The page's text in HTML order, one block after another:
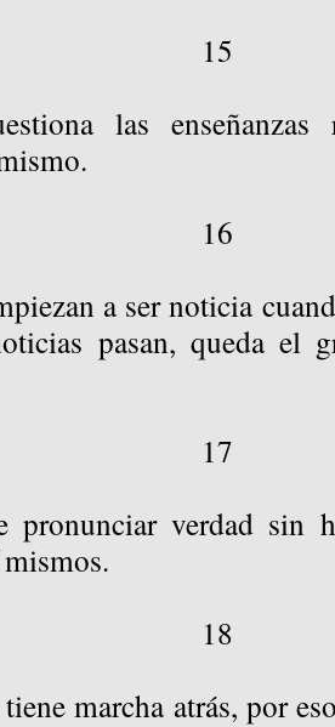
15
las enseñanzas
16
a ser noticia
pasan, queda el
17
pronunciar verdad sin
18
marcha atrás, por